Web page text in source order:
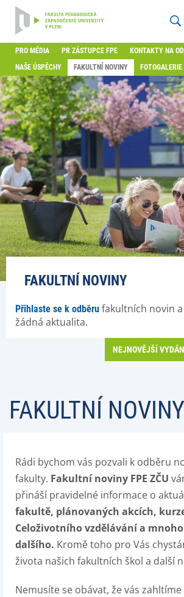
PRO MÉDIA PR ZÁSTUPCE FPE
KONTAKTY NA
NAŠE ÚSPĚCHY
FAKULTNÍ NOVINY FOTOGALERIE
FAKULTNÍ NOVINY
Přihlaste se k odběru fakultních novin
žádná aktualita.
NEJNOVĚJŠÍ
FAKULTNÍ NOVINY
Rádi bychom vás pozvali k odběru
fakulty. Fakultní noviny FPE ZČU
přináší pravidelné informace o
fakultě, plánovaných akcích,
Celoživotního vzdělávání a mnoho
dalšího. Kromě toho pro Vás
života našich fakultních škol a další
Nemusíte se obávat, že vás